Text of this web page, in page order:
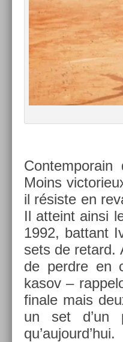
Moins
il résiste en
Il at­teint ainsi
1992, bat­tant
sets de re­tard.
de per­dre en
kasov –
fin­ale mais
un set d’un
qu’aujourd’hui.